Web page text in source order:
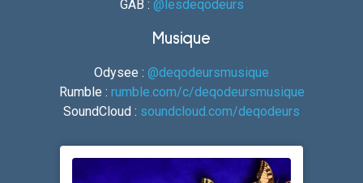
GAB : @lesdeqodeurs
Musique
Odysee : @deqodeursmusique
Rumble : rumble.com/c/deqodeursmusique
SoundCloud : soundcloud.com/deqodeurs